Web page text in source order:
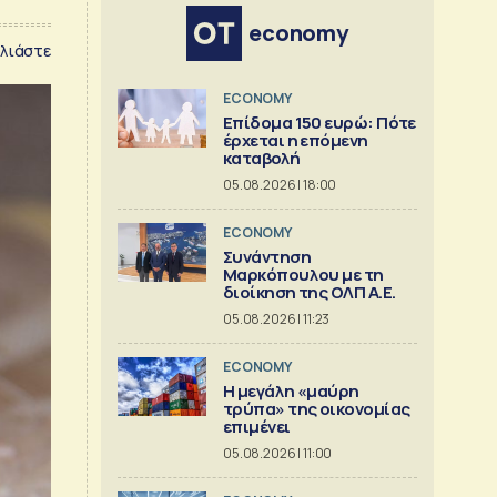
economy
ECONOMY
Επίδομα 150 ευρώ: Πότε
έρχεται η επόμενη
καταβολή
05.08.2026 | 18:00
ECONOMY
Συνάντηση
Μαρκόπουλου με τη
διοίκηση της ΟΛΠ Α.Ε.
05.08.2026 | 11:23
ECONOMY
Η μεγάλη «μαύρη
τρύπα» της οικονομίας
επιμένει
05.08.2026 | 11:00